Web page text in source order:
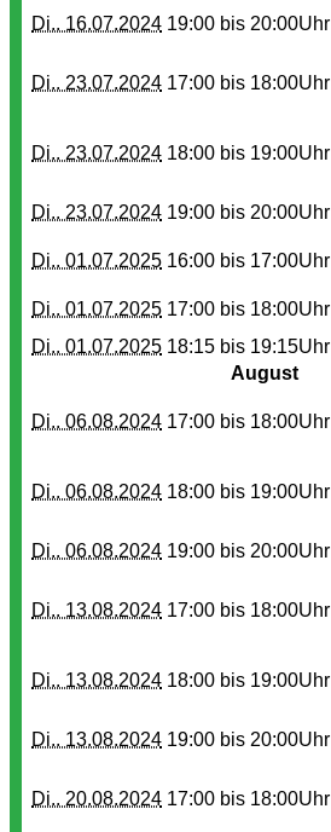
Di.. 16.07.2024 19:00 bis 20:00Uhr
Di.. 23.07.2024 17:00 bis 18:00Uhr
Di.. 23.07.2024 18:00 bis 19:00Uhr
Di.. 23.07.2024 19:00 bis 20:00Uhr
Di.. 01.07.2025 16:00 bis 17:00Uhr
Di.. 01.07.2025 17:00 bis 18:00Uhr
Di.. 01.07.2025 18:15 bis 19:15Uhr
August
Di.. 06.08.2024 17:00 bis 18:00Uhr
Di.. 06.08.2024 18:00 bis 19:00Uhr
Di.. 06.08.2024 19:00 bis 20:00Uhr
Di.. 13.08.2024 17:00 bis 18:00Uhr
Di.. 13.08.2024 18:00 bis 19:00Uhr
Di.. 13.08.2024 19:00 bis 20:00Uhr
Di.. 20.08.2024 17:00 bis 18:00Uhr